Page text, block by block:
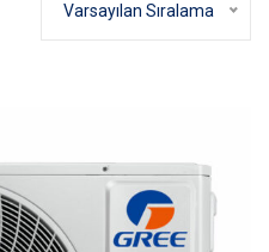
Varsayılan Sıralama